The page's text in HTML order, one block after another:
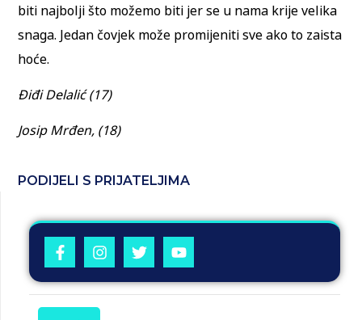
biti najbolji što možemo biti jer se u nama krije velika
snaga. Jedan čovjek može promijeniti sve ako to zaista
hoće.
Điđi Delalić (17)
Josip Mrđen, (18)
PODIJELI S PRIJATELJIMA